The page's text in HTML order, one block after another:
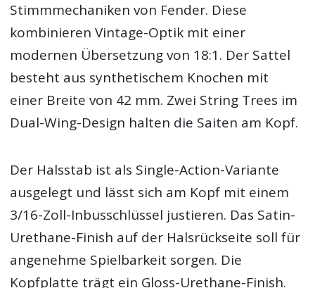
Stimmmechaniken von Fender. Diese
kombinieren Vintage-Optik mit einer
modernen Übersetzung von 18:1. Der Sattel
besteht aus synthetischem Knochen mit
einer Breite von 42 mm. Zwei String Trees im
Dual-Wing-Design halten die Saiten am Kopf.
Der Halsstab ist als Single-Action-Variante
ausgelegt und lässt sich am Kopf mit einem
3/16-Zoll-Inbusschlüssel justieren. Das Satin-
Urethane-Finish auf der Halsrückseite soll für
angenehme Spielbarkeit sorgen. Die
Kopfplatte trägt ein Gloss-Urethane-Finish.